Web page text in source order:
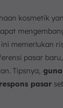
kosmetik
memerlukan
pasar
Tipsnya,
pasar